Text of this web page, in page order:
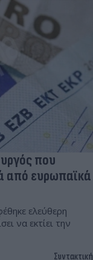
που
από ευρωπαϊκά
ελεύθερη
να εκτίει την
Συντακτική